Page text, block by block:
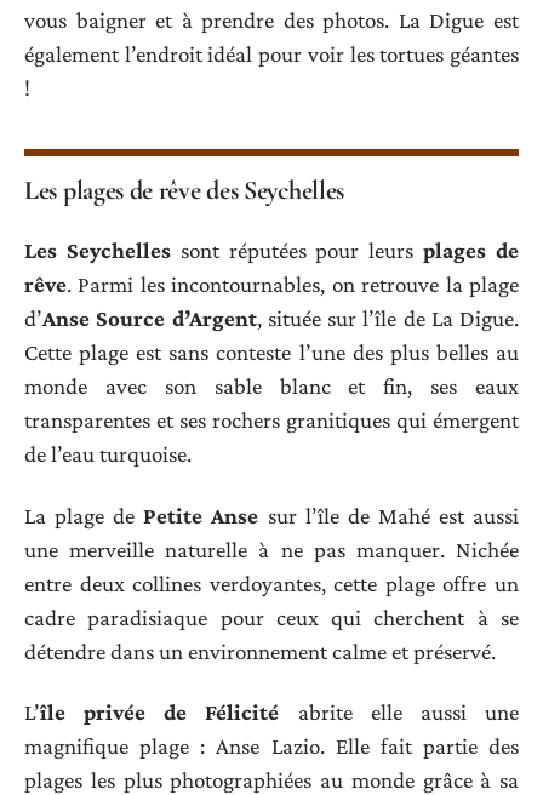
vous baigner et à prendre des photos. La Digue est
également l’endroit idéal pour voir les tortues géantes
!
Les plages de rêve des Seychelles
Les Seychellessont réputées pour leursplages de
rêve. Parmi les incontournables, on retrouve la plage
d’Anse Source d’Argent, située sur l’île de La Digue.
Cette plage est sans conteste l’une des plus belles au
monde avec son sable blanc et fin, ses eaux
transparentes et ses rochers granitiques qui émergent
de l’eau turquoise.
La plage dePetite Anse sur l’île de Mahé est aussi
une merveille naturelle à ne pas manquer. Nichée
entre deux collines verdoyantes, cette plage offre un
cadre paradisiaque pour ceux qui cherchent à se
détendre dans un environnement calme et préservé.
L’île privée de Félicité abrite elle aussi une
magnifique plage : Anse Lazio. Elle fait partie des
plages les plus photographiées au monde grâce à sa